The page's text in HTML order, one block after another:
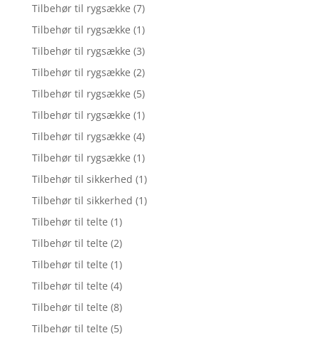
Tilbehør til rygsække (7)
Tilbehør til rygsække (1)
Tilbehør til rygsække (3)
Tilbehør til rygsække (2)
Tilbehør til rygsække (5)
Tilbehør til rygsække (1)
Tilbehør til rygsække (4)
Tilbehør til rygsække (1)
Tilbehør til sikkerhed (1)
Tilbehør til sikkerhed (1)
Tilbehør til telte (1)
Tilbehør til telte (2)
Tilbehør til telte (1)
Tilbehør til telte (4)
Tilbehør til telte (8)
Tilbehør til telte (5)